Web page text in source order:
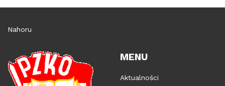
Nahoru
MENU
Aktualności